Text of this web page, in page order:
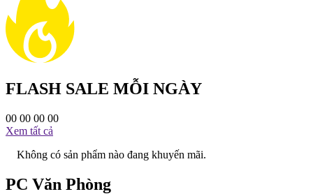
FLASH SALE MỖI NGÀY
00 00 00 00
Xem tất cả
Không có sản phẩm nào đang khuyến mãi.
PC Văn Phòng